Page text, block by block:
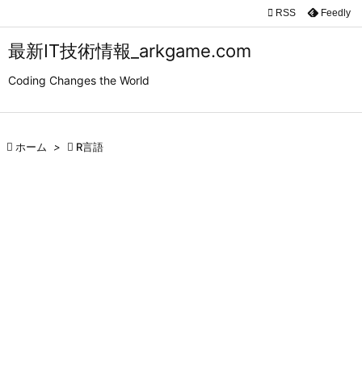
最新IT技術情報_arkgame.com
Coding Changes the World


 RSS Feedly
 ホーム >  R言語